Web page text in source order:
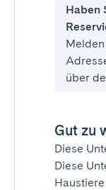
Haben
über
Gut zu
Diese
Diese